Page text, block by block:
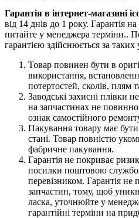
Гарантія в інтернет-магазині
від 14 днів до 1 року. Гарантія
питайте у менеджера терміни..
гарантією здійснюється за таких
Товар повинен бути в
використання,
потертостей, сколів, плям
Заводські захисні плівки
на запчастинах не
ознак самостійного
Пакування товару має
стані. Товар повністю
фабричне пакування.
Гарантія не покриває
посилки поштовою
перевізником. Гарантія
запчастин, тому, щоб
ласка, уточнюйте у
гарантійні терміни на